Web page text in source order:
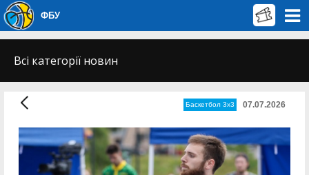
ФБУ
Всі категорії новин
Баскетбол 3х3 07.07.2026